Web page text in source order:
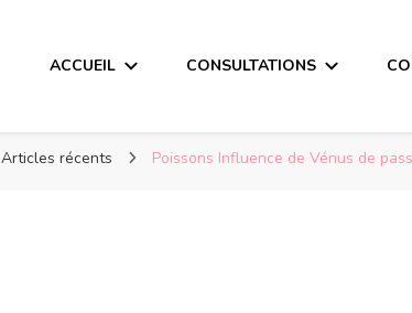
ACCUEIL CONSULTATIONS
Articles récents Poissons Influence de Vénus de